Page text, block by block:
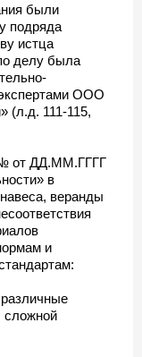
были
подряда
истца
делу была
ООО
(л.д. 111-115,
№ от ДД.ММ.ГГГГ
в
веранды
и
сложной